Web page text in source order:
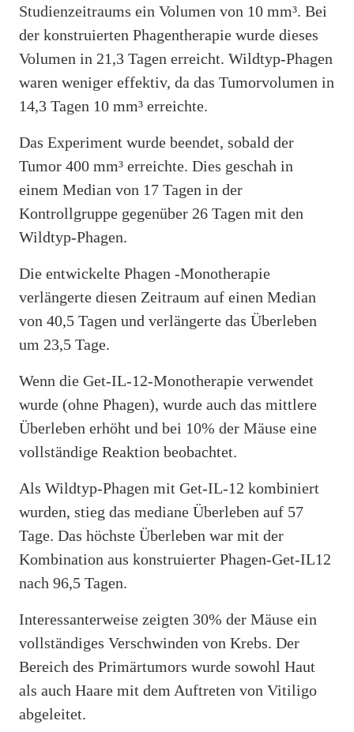
Studienzeitraums ein Volumen von 10 mm³. Bei
der konstruierten Phagentherapie wurde dieses
Volumen in 21,3 Tagen erreicht. Wildtyp-Phagen
waren weniger effektiv, da das Tumorvolumen in
14,3 Tagen 10 mm³ erreichte.
Das Experiment wurde beendet, sobald der
Tumor 400 mm³ erreichte. Dies geschah in
einem Median von 17 Tagen in der
Kontrollgruppe gegenüber 26 Tagen mit den
Wildtyp-Phagen.
Die entwickelte Phagen -Monotherapie
verlängerte diesen Zeitraum auf einen Median
von 40,5 Tagen und verlängerte das Überleben
um 23,5 Tage.
Wenn die Get-IL-12-Monotherapie verwendet
wurde (ohne Phagen), wurde auch das mittlere
Überleben erhöht und bei 10% der Mäuse eine
vollständige Reaktion beobachtet.
Als Wildtyp-Phagen mit Get-IL-12 kombiniert
wurden, stieg das mediane Überleben auf 57
Tage. Das höchste Überleben war mit der
Kombination aus konstruierter Phagen-Get-IL12
nach 96,5 Tagen.
Interessanterweise zeigten 30% der Mäuse ein
vollständiges Verschwinden von Krebs. Der
Bereich des Primärtumors wurde sowohl Haut
als auch Haare mit dem Auftreten von Vitiligo
abgeleitet.